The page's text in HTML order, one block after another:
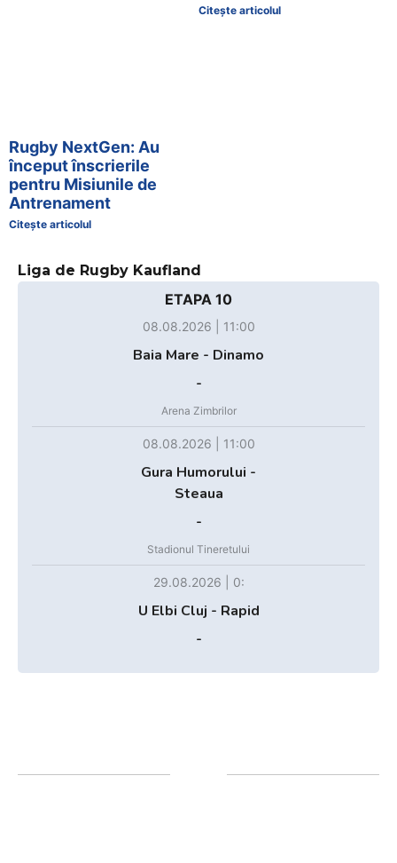
Citește articolul
Rugby NextGen: Au
început înscrierile
pentru Misiunile de
Antrenament
Citește articolul
Liga de Rugby Kaufland
ETAPA 10
08.08.2026 | 11:00
Baia Mare - Dinamo
-
Arena Zimbrilor
08.08.2026 | 11:00
Gura Humorului -
Steaua
-
Stadionul Tineretului
29.08.2026 | 0:
U Elbi Cluj - Rapid
-